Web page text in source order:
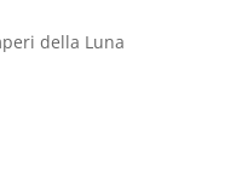
della Luna